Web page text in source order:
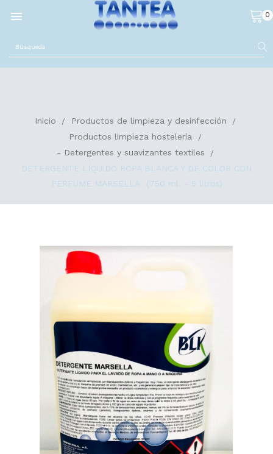
 0
Inicio
Productos de limpieza y desinfección
Productos limpieza hostelería
- Detergentes y suavizantes textiles
DETERGENTE LÍQUIDO ROPA BLANCA Y DE COLOR CON
PERFUME MARSELLA (750 ml. - 5 litros)